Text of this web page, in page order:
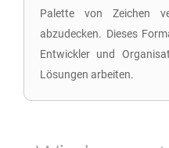
Palette von Zeichen
abzudecken. Dieses
Entwickler und
Lösungen arbeiten.